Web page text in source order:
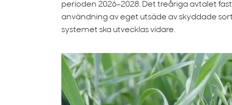
perioden 2026–2028. Det treåriga avtalet
användning av eget utsäde av skyddade
systemet ska utvecklas vidare.